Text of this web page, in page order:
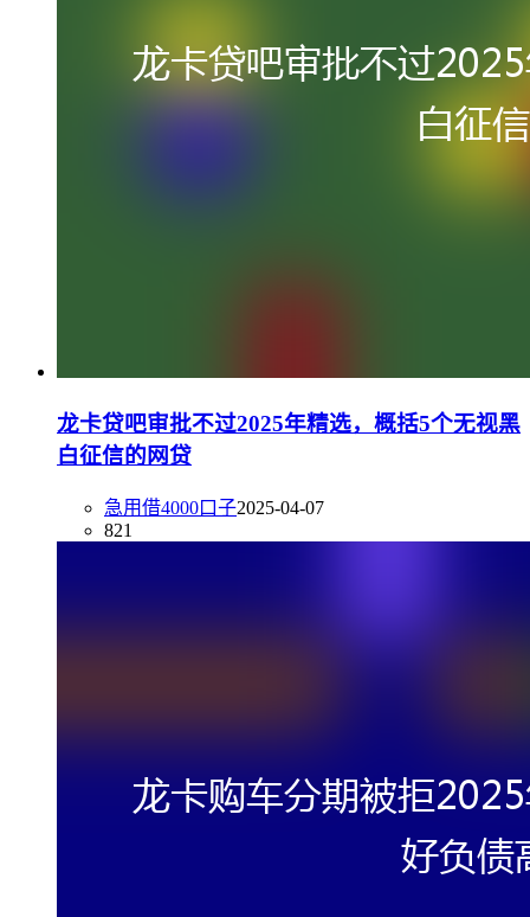
龙卡贷吧审批不过2025年精选，概括5个无视黑
白征信的网贷
急用借4000口子2025-04-07
821